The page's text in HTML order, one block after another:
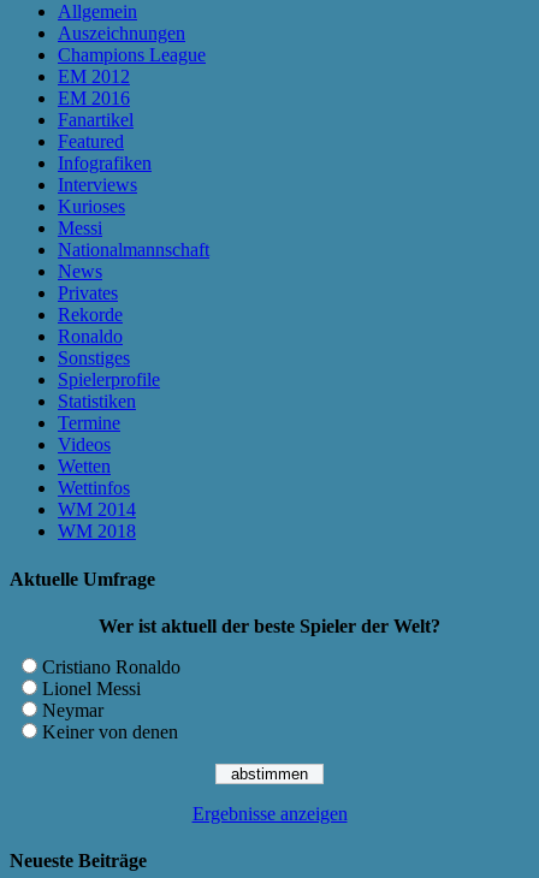
Allgemein
Auszeichnungen
Champions League
EM 2012
EM 2016
Fanartikel
Featured
Infografiken
Interviews
Kurioses
Messi
Nationalmannschaft
News
Privates
Rekorde
Ronaldo
Sonstiges
Spielerprofile
Statistiken
Termine
Videos
Wetten
Wettinfos
WM 2014
WM 2018
Aktuelle Umfrage
Wer ist aktuell der beste Spieler der Welt?
Cristiano Ronaldo
Lionel Messi
Neymar
Keiner von denen
Ergebnisse anzeigen
Neueste Beiträge